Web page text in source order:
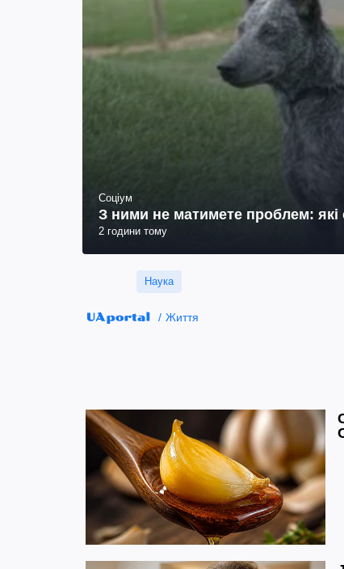
Соціум
З ними не матимете проблем: які
2 години тому
Наука
Життя